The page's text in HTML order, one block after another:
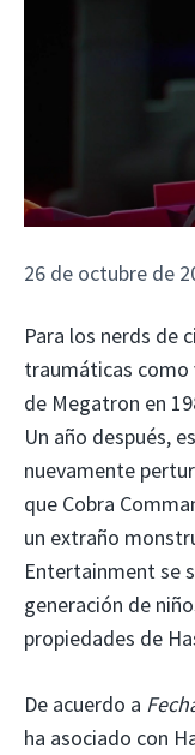
26 de octubre de
Para los nerds de
traumáticas como
de Megatron en
Un año después,
nuevamente
que Cobra
un extraño
Entertainment se
generación de
propiedades de
De acuerdo a
ha asociado con